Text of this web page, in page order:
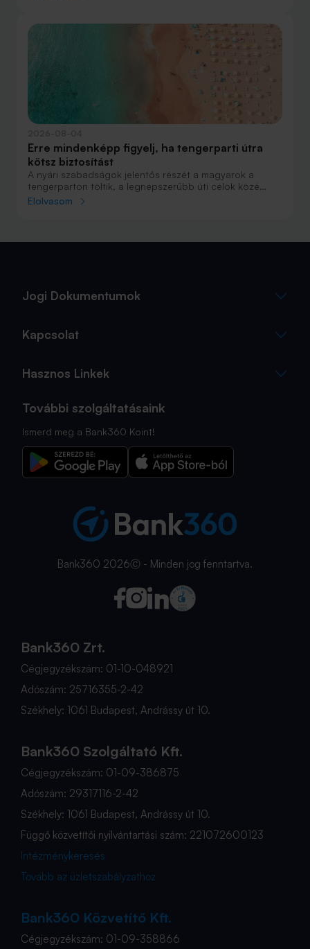
nyaralásnak, mint repülővel.
Erre mindenképp figyelj, ha tengerparti útra
kötsz biztosítást
A nyári szabadságok jelentős részét a magyarok a
tengerparton töltik, a legnépszerűbb úti célok közé
Horvátország, Olaszország és Görögország tartozik. A
sokszor az utolsó pillanatra marad.
Elolvasom
Jogi Dokumentumok
Kapcsolat
Hasznos Linkek
További szolgáltatásaink
Ismerd meg a Bank360 Koint!
Bank360 2026Ⓒ - Minden jog fenntartva.
Bank360 Zrt.
Cégjegyzékszám: 01-10-048921
Adószám: 25716355-2-42
Székhely: 1061 Budapest, Andrássy út 10.
Bank360 Szolgáltató Kft.
Cégjegyzékszám: 01-09-386875
Adószám: 29317116-2-42
Székhely: 1061 Budapest, Andrássy út 10.
Függő közvetítői nyilvántartási szám: 221072600123
Intézménykeresés
Tovább az üzletszabályzathoz
Bank360 Közvetítő Kft.
Cégjegyzékszám: 01-09-358866